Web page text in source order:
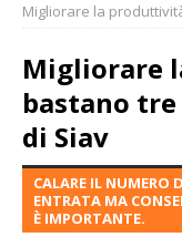
Migliorare la
Migliorare
bastano tre
di Siav
CALARE IL NUMERO
ENTRATA MA
È IMPORTANTE.